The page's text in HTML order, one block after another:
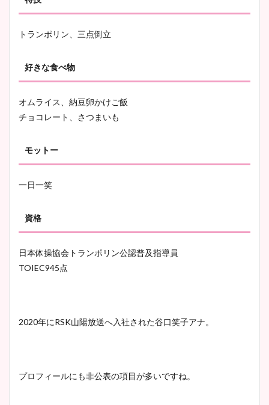
かわいい！カップや水着姿も
トランポリン、三点倒立
好きな食べ物
オムライス、納豆卵かけご飯
チョコレート、さつまいも
モットー
一日一笑
資格
日本体操協会トランポリン公認普及指導員
TOIEC945点
2020年にRSK山陽放送へ入社された谷口笑子アナ。
プロフィールにも非公表の項目が多いですね。